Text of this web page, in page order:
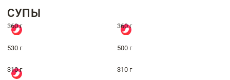
СУПЫ
360 г 360 г
530 г 500 г
310 г 310 г